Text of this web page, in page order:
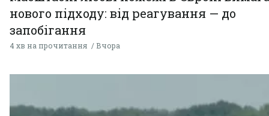
нового підходу: від реагування — до
запобігання
4 хв на прочитання Вчора